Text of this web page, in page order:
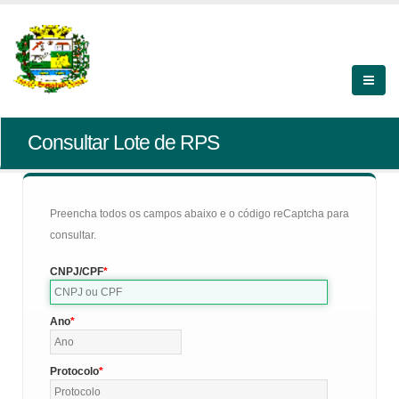
Consultar Lote de RPS
Preencha todos os campos abaixo e o código reCaptcha para
consultar.
CNPJ/CPF
Ano
Protocolo